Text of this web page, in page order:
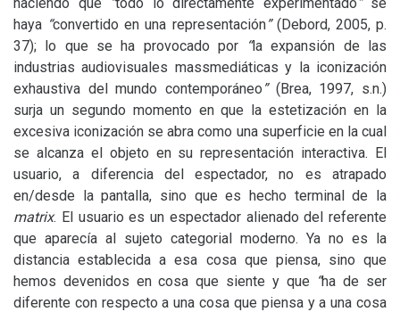
haya “convertido en una representación”(Debord, 2005, p.
37); lo que se ha provocado por
“la expansión de las
industrias audiovisuales massmediáticas y la iconización
exhaustiva del mundo contemporáneo ”(Brea, 1997, s.n.)
surja un segundo momento en que la estetización en la
excesiva iconización se abra como una superficie en la cual
se alcanza el objeto en su representación interactiva. El
usuario, a diferencia del espectador, no es atrapado
en/desde la pantalla, sino que es hecho terminal de la
matrix. El usuario es un espectador alienado del referente
que aparecía al sujeto categorial moderno. Ya no es la
distancia establecida a esa cosa que piensa, sino que
hemos devenidos en cosa que siente y que “ha de ser
diferente con respecto a una cosa que piensa y a una cosa